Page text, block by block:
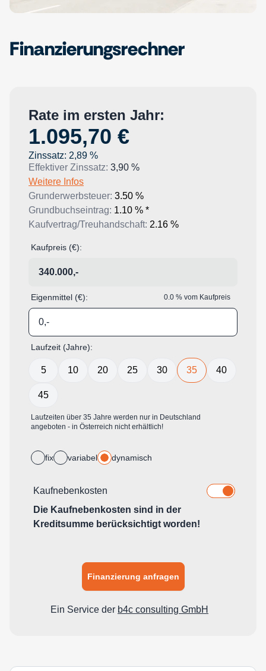
Finanzierungsrechner